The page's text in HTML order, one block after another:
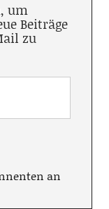
um
Beiträge
zu
an